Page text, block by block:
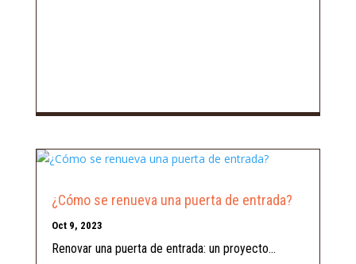
¿Cómo se renueva una puerta de entrada?
Oct 9, 2023
Renovar una puerta de entrada: un proyecto...